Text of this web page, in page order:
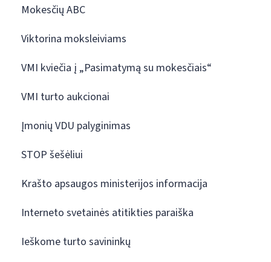
Mokesčių ABC
Viktorina moksleiviams
VMI kviečia į „Pasimatymą su mokesčiais“
VMI turto aukcionai
Įmonių VDU palyginimas
STOP šešėliui
Krašto apsaugos ministerijos informacija
Interneto svetainės atitikties paraiška
Ieškome turto savininkų